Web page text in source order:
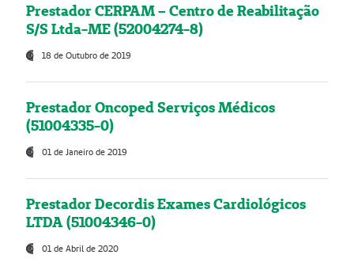
Prestador CERPAM – Centro de Reabilitação
S/S Ltda-ME (52004274-8)
18 de Outubro de 2019
Prestador Oncoped Serviços Médicos
(51004335-0)
01 de Janeiro de 2019
Prestador Decordis Exames Cardiológicos
LTDA (51004346-0)
01 de Abril de 2020